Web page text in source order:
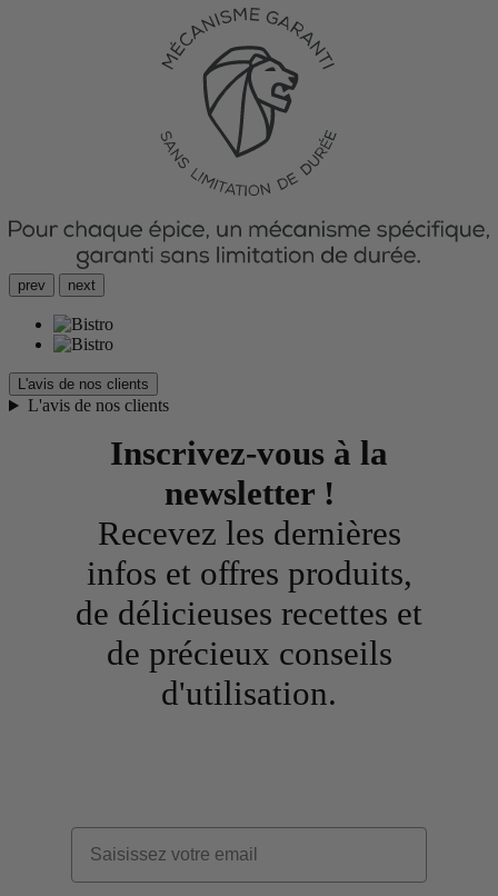
prev next
L'avis de nos clients
L'avis de nos clients
Inscrivez-vous à la
newsletter !
Recevez les dernières
infos et offres produits,
de délicieuses recettes et
de précieux conseils
d'utilisation.
Email